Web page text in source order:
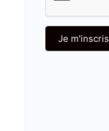
Je m'inscris